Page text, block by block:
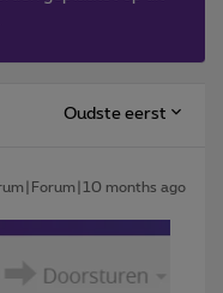
Oudste eerst
months ago